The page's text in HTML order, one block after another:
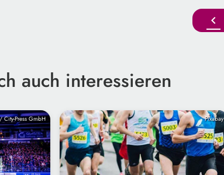
chevron_left
auch interessieren
City-Press GmbH Pixabay